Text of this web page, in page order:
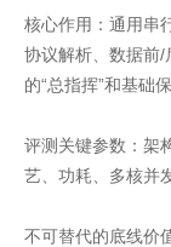
核心作用：通用串
协议解析、数据前/
的“总指挥”和基础保
评测关键参数：架
艺、功耗、多核并
不可替代的底线价